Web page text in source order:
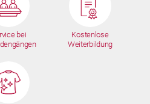
bei
Kostenlose
Weiterbildung